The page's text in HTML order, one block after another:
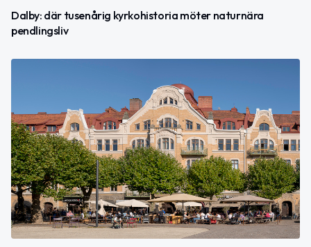
Dalby: där tusenårig kyrkohistoria möter naturnära
pendlingsliv